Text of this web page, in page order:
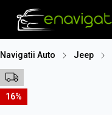
Navigatii Auto Jeep
16%